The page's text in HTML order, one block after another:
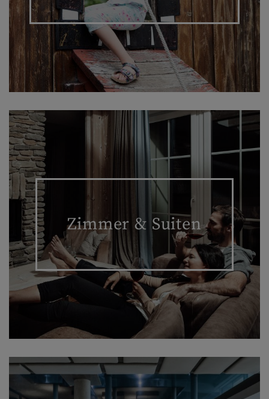
Zimmer & Suiten